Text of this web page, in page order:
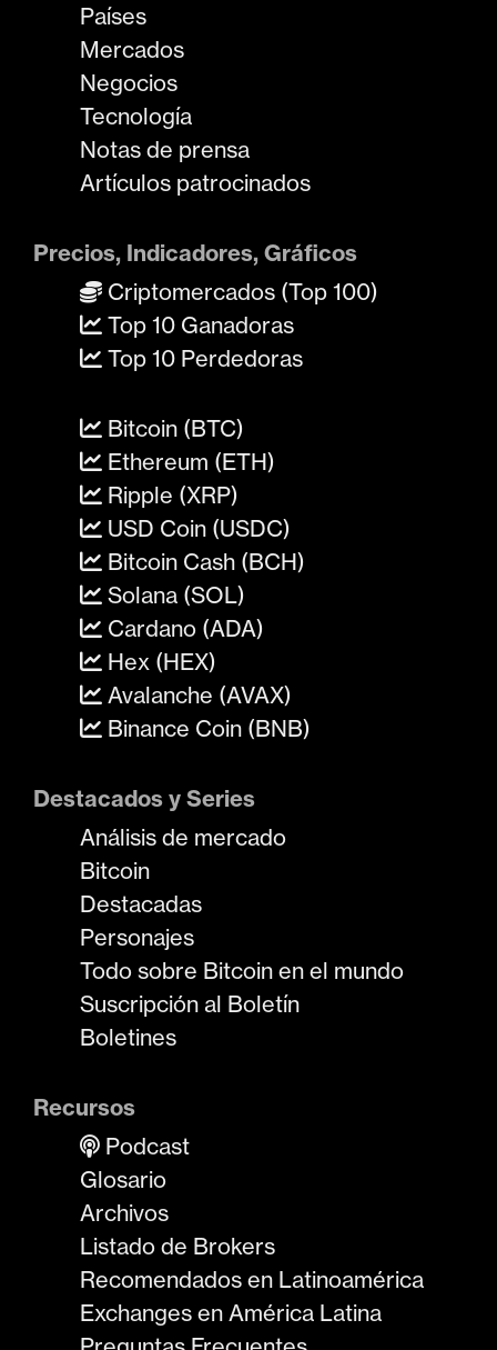
Países
Mercados
Negocios
Tecnología
Notas de prensa
Artículos patrocinados
Precios, Indicadores, Gráficos
Criptomercados (Top 100)
Top 10 Ganadoras
Top 10 Perdedoras
Bitcoin (BTC)
Ethereum (ETH)
Ripple (XRP)
USD Coin (USDC)
Bitcoin Cash (BCH)
Solana (SOL)
Cardano (ADA)
Hex (HEX)
Avalanche (AVAX)
Binance Coin (BNB)
Destacados y Series
Análisis de mercado
Bitcoin
Destacadas
Personajes
Todo sobre Bitcoin en el mundo
Suscripción al Boletín
Boletines
Recursos
Podcast
Glosario
Archivos
Listado de Brokers
Recomendados en Latinoamérica
Exchanges en América Latina